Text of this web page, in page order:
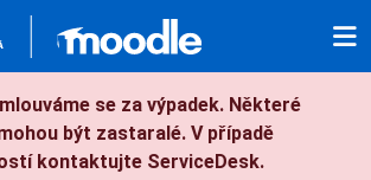
se za výpadek. Některé
být zastaralé. V případě
kontaktujte ServiceDesk.